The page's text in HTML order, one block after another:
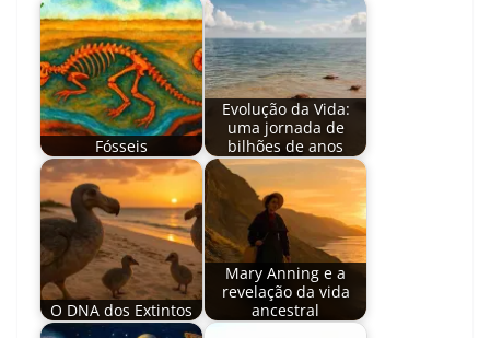
Fósseis
Evolução da Vida:
uma jornada de
bilhões de anos
O DNA dos Extintos
Mary Anning e a
revelação da vida
ancestral